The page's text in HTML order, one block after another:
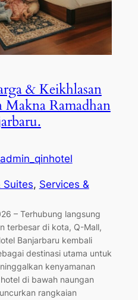
& Keikhlasan
Ramadhan
admin_qinhotel
Suites, Services &
– Terhubung langsung
terbesar di kota, Q-Mall,
Banjarbaru kembali
destinasi utama untuk
kenyamanan
di bawah naungan
rangkaian